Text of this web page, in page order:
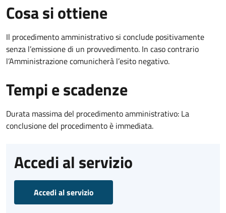
Cosa si ottiene
Il procedimento amministrativo si conclude positivamente
senza l’emissione di un provvedimento. In caso contrario
l’Amministrazione comunicherà l’esito negativo.
Tempi e scadenze
Durata massima del procedimento amministrativo: La
conclusione del procedimento è immediata.
Accedi al servizio
Accedi al servizio